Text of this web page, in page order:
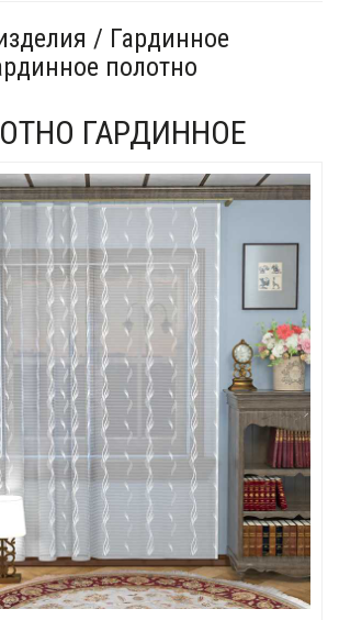
/ Гардинное
полотно
ГАРДИННОЕ